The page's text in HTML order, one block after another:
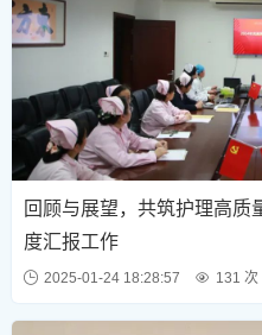
回顾与展望，共筑护理高质
度汇报工作
2025-01-24 18:28:57 131 次